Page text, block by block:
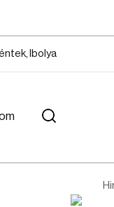
Ibolya